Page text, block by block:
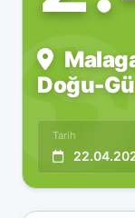
Doğu-
Tarih